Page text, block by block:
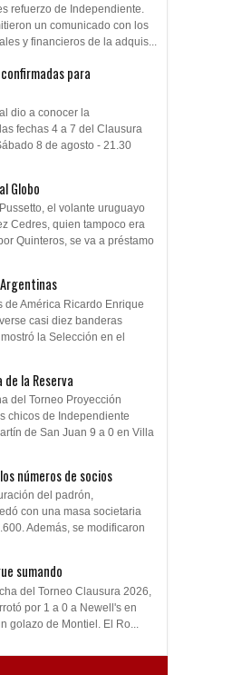
refuerzo de Independiente.
un comunicado con los
y financieros de la adquis...
para
dio a conocer la
fechas 4 a 7 del Clausura
8 de agosto - 21.30
Globo
el volante uruguayo
Cedres, quien tampoco era
Quinteros, se va a préstamo
de América Ricardo Enrique
casi diez banderas
la Selección en el
la Reserva
del Torneo Proyección
chicos de Independiente
de San Juan 9 a 0 en Villa
números de socios
del padrón,
con una masa societaria
Además, se modificaron
sumando
del Torneo Clausura 2026,
por 1 a 0 a Newell's en
golazo de Montiel. El Ro...